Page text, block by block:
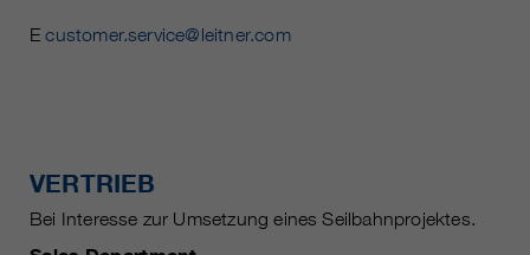
Ecustomer.service@leitner.com
VERTRIEB
Bei Interesse zur Umsetzung eines Seilbahnprojektes.